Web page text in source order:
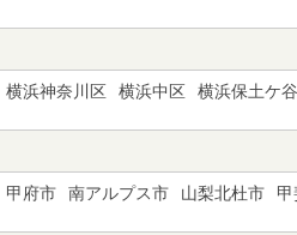
横浜神奈川区 横浜中区 横浜保土ケ
甲府市 南アルプス市 山梨北杜市